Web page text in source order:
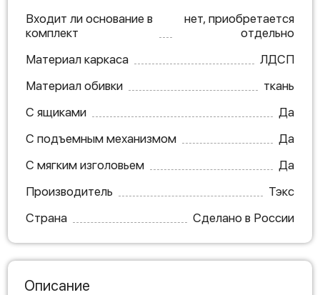
Входит ли основание в
комплект
нет, приобретается
отдельно
Материал каркаса
ЛДСП
Материал обивки
ткань
С ящиками
Да
С подъемным механизмом
Да
С мягким изголовьем
Да
Производитель
Тэкс
Страна
Сделано в России
Описание